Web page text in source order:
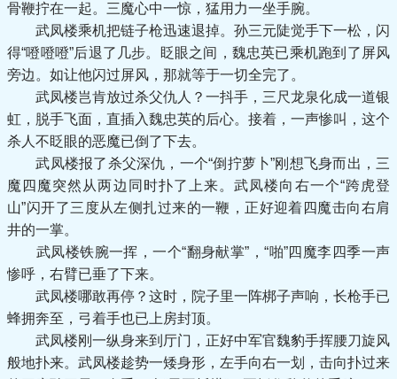
骨鞭拧在一起。三魔心中一惊，猛用力一坐手腕。
武凤楼乘机把链子枪迅速退掉。孙三元陡觉手下一松，闪
得“噔噔噔”后退了几步。眨眼之间，魏忠英已乘机跑到了屏风
旁边。如让他闪过屏风，那就等于一切全完了。
武凤楼岂肯放过杀父仇人？一抖手，三尺龙泉化成一道银
虹，脱手飞面，直插入魏忠英的后心。接着，一声惨叫，这个
杀人不眨眼的恶魔已倒了下去。
武凤楼报了杀父深仇，一个“倒拧萝卜”刚想飞身而出，三
魔四魔突然从两边同时扑了上来。武凤楼向右一个“跨虎登
山”闪开了三度从左侧扎过来的一鞭，正好迎着四魔击向右肩
井的一掌。
武凤楼铁腕一挥，一个“翻身献掌”，“啪”四魔李四季一声
惨呼，右臂已垂了下来。
武凤楼哪敢再停？这时，院子里一阵梆子声响，长枪手已
蜂拥奔至，弓着手也已上房封顶。
武凤楼刚一纵身来到厅门，正好中军官魏豹手挥腰刀旋风
般地扑来。武凤楼趁势一矮身形，左手向右一划，击向扑过来